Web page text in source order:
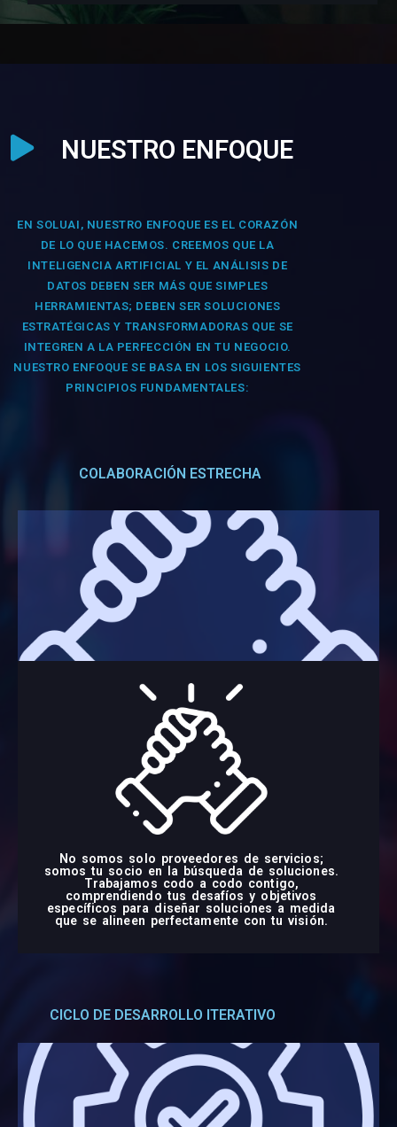
NUESTRO ENFOQUE
EN SOLUAI, NUESTRO ENFOQUE ES EL CORAZÓN
DE LO QUE HACEMOS. CREEMOS QUE LA
INTELIGENCIA ARTIFICIAL Y EL ANÁLISIS DE
DATOS DEBEN SER MÁS QUE SIMPLES
HERRAMIENTAS; DEBEN SER SOLUCIONES
ESTRATÉGICAS Y TRANSFORMADORAS QUE SE
INTEGREN A LA PERFECCIÓN EN TU NEGOCIO.
NUESTRO ENFOQUE SE BASA EN LOS SIGUIENTES
PRINCIPIOS FUNDAMENTALES:
COLABORACIÓN ESTRECHA
No somos solo proveedores de servicios;
somos tu socio en la búsqueda de soluciones.
Trabajamos codo a codo contigo,
comprendiendo tus desafíos y objetivos
específicos para diseñar soluciones a medida
que se alineen perfectamente con tu visión.
CICLO DE DESARROLLO ITERATIVO